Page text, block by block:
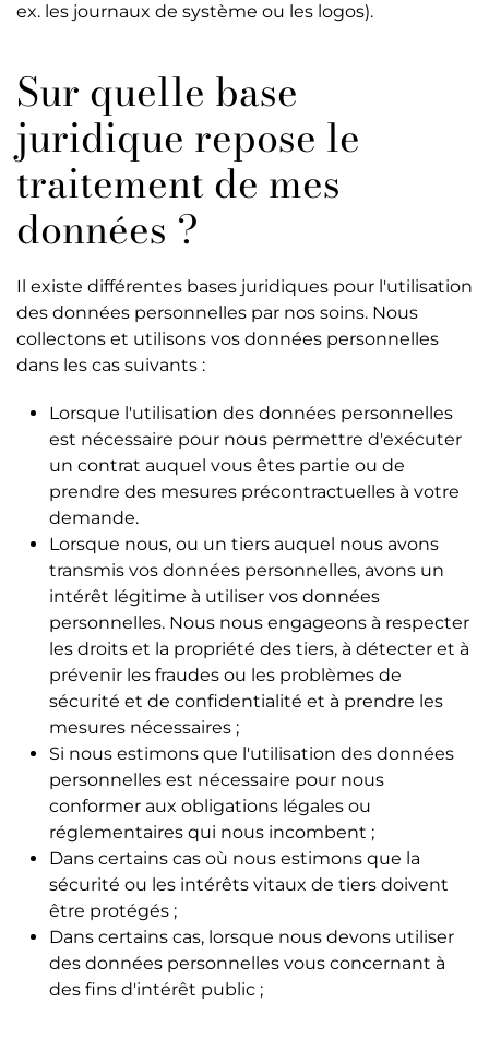
ex. les journaux de système ou les logos).
Sur quelle base
juridique repose le
traitement de mes
données ?
Il existe différentes bases juridiques pour l'utilisation
des données personnelles par nos soins. Nous
collectons et utilisons vos données personnelles
dans les cas suivants :
Lorsque l'utilisation des données personnelles
est nécessaire pour nous permettre d'exécuter
un contrat auquel vous êtes partie ou de
prendre des mesures précontractuelles à votre
demande.
Lorsque nous, ou un tiers auquel nous avons
transmis vos données personnelles, avons un
intérêt légitime à utiliser vos données
personnelles. Nous nous engageons à respecter
les droits et la propriété des tiers, à détecter et à
prévenir les fraudes ou les problèmes de
sécurité et de confidentialité et à prendre les
mesures nécessaires ;
Si nous estimons que l'utilisation des données
personnelles est nécessaire pour nous
conformer aux obligations légales ou
réglementaires qui nous incombent ;
Dans certains cas où nous estimons que la
sécurité ou les intérêts vitaux de tiers doivent
être protégés ;
Dans certains cas, lorsque nous devons utiliser
des données personnelles vous concernant à
des fins d'intérêt public ;